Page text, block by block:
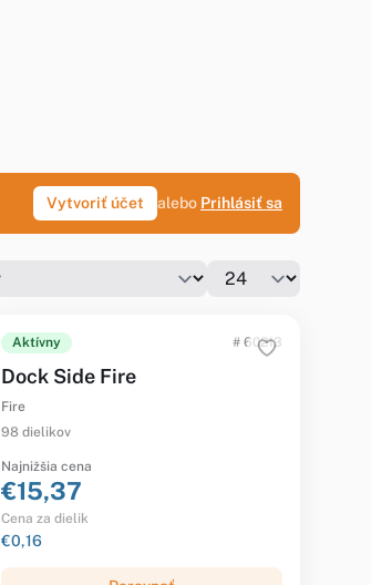
Vytvoriť účet alebo Prihlásiť sa
Aktívny # 60213
Dock Side Fire
Fire
98 dielikov
Najnižšia cena
€15,37
Cena za dielik
€0,16